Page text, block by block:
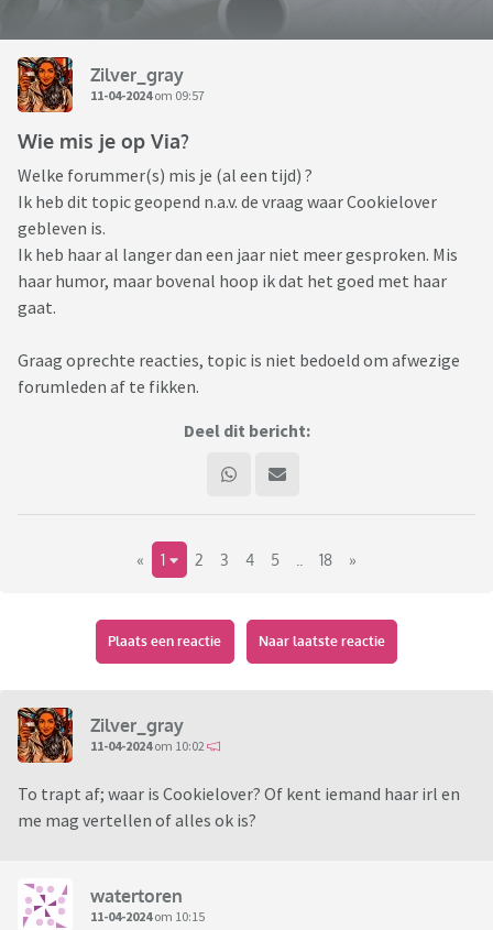
Zilver_gray
11-04-2024om 09:57
Wie mis je op Via?
Welke forummer(s) mis je (al een tijd) ?
Ik heb dit topic geopend n.a.v. de vraag waar Cookielover
gebleven is.
Ik heb haar al langer dan een jaar niet meer gesproken. Mis
haar humor, maar bovenal hoop ik dat het goed met haar
gaat.
Graag oprechte reacties, topic is niet bedoeld om afwezige
forumleden af te fikken.
Deel dit bericht:
« 1 2 3 4 5 18 »
Plaats een reactie Naar laatste reactie
Zilver_gray
11-04-2024om 10:02
To trapt af; waar is Cookielover? Of kent iemand haar irl en
me mag vertellen of alles ok is?
watertoren
11-04-2024om 10:15